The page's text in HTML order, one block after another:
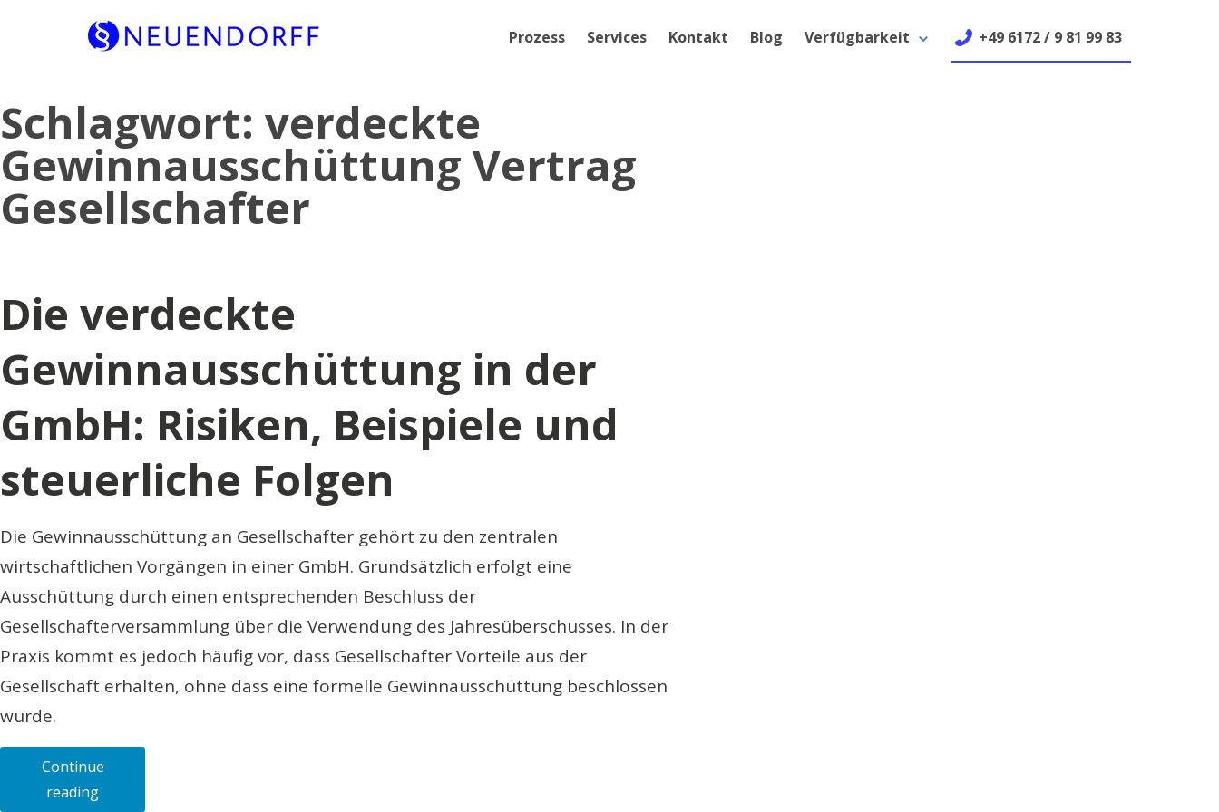
to
content
Prozess Services Kontakt Blog Verfügbarkeit +49 6172 / 9 81 99 83
Schlagwort: verdeckte
Gewinnausschüttung Vertrag
Gesellschafter
Die verdeckte
Gewinnausschüttung in der
GmbH: Risiken, Beispiele und
steuerliche Folgen
Die Gewinnausschüttung an Gesellschafter gehört zu den zentralen
wirtschaftlichen Vorgängen in einer GmbH. Grundsätzlich erfolgt eine
Ausschüttung durch einen entsprechenden Beschluss der
Gesellschafterversammlung über die Verwendung des Jahresüberschusses. In der
Praxis kommt es jedoch häufig vor, dass Gesellschafter Vorteile aus der
Gesellschaft erhalten, ohne dass eine formelle Gewinnausschüttung beschlossen
wurde.
Continue
reading„Die